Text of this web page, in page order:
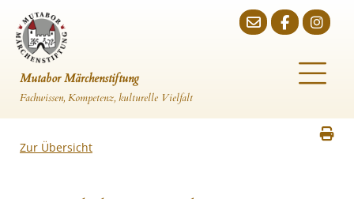
Mutabor Märchenstiftung
Fachwissen, Kompetenz, kulturelle Vielfalt
Zur Übersicht